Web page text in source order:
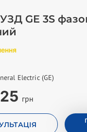
GE 3S
Electric (GE)
грн